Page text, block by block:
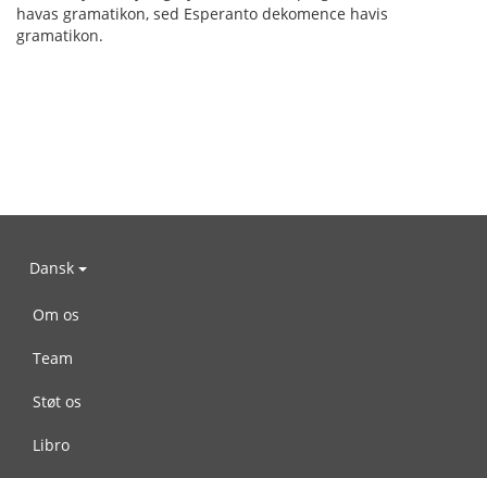
havas gramatikon, sed Esperanto dekomence havis
gramatikon.
Dansk
Om os
Team
Støt os
Libro